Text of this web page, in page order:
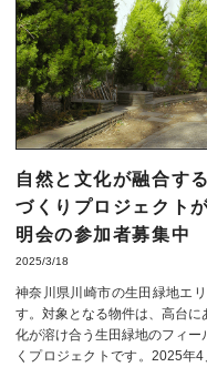
自然と文化が融合す
づくりプロジェクト
明会の参加者募集中
2025/3/18
神奈川県川崎市の生田緑地エ
す。対象となる物件は、高台
化が溶け合う生田緑地のフィ
くプロジェクトです。2025年